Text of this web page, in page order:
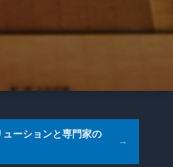
ーションと専門家の
→